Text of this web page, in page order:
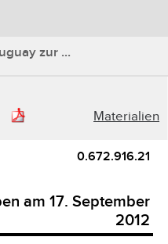
zur ...
Materialien